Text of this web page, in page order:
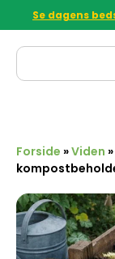
Se dagens
Forside »Viden »